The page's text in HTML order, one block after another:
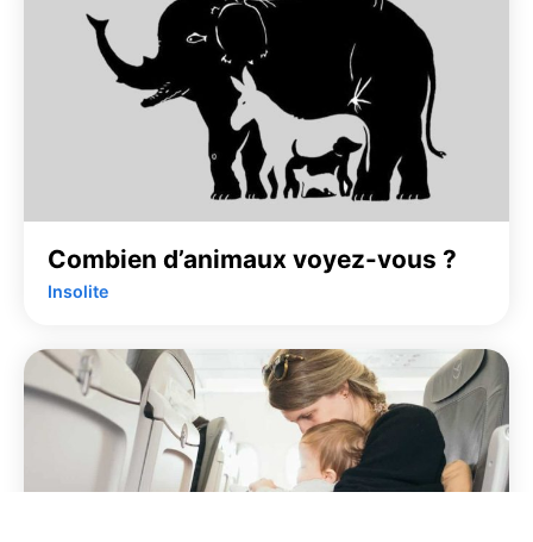
Combien d’animaux voyez-vous ?
Insolite